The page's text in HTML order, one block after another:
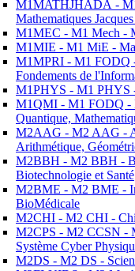
M1MATHJHADA -
Mathematiques
M1MEC - M1 Mech -
M1MIE - M1 MiE -
M1MPRI - M1 FODQ
Fondements de
M1PHYS - M1 PHYS
M1QMI - M1 FODQ -
Quantique,
M2AAG - M2 AAG -
Arithmétique,
M2BBH - M2 BBH -
Biotechnologie et Santé
M2BME - M2 BME -
BioMédicale
M2CHI - M2 CHI -
M2CPS - M2 CCSN -
Système Cyber
M2DS - M2 DS -